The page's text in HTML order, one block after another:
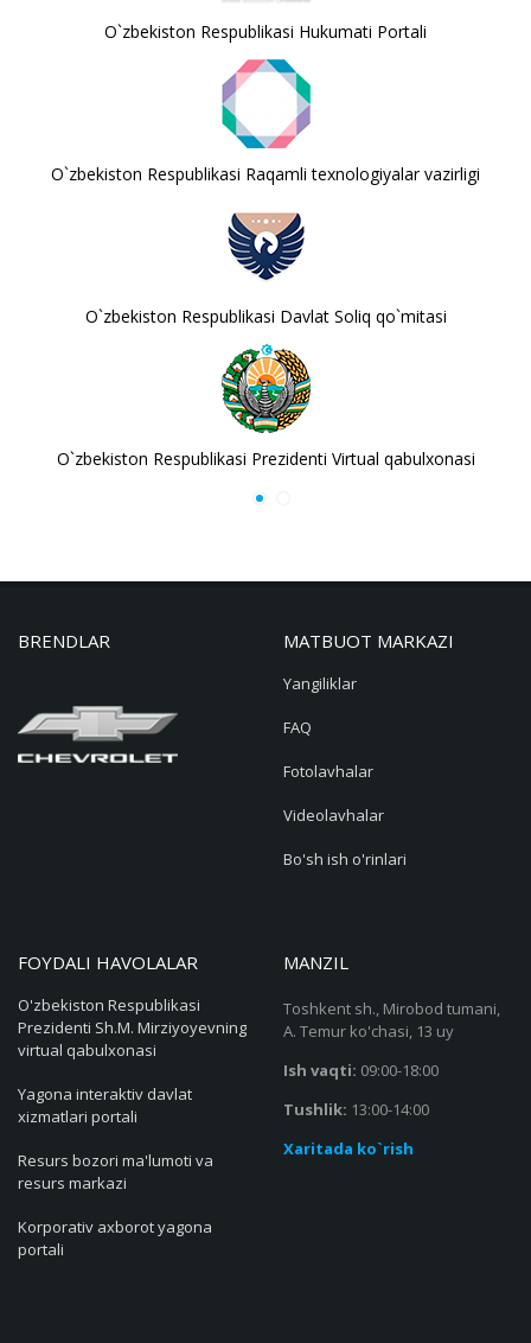
O`zbekiston Respublikasi Hukumati Portali
O`zbekiston Respublikasi Raqamli texnologiyalar vazirligi
O`zbekiston Respublikasi Davlat Soliq qo`mitasi
O`zbekiston Respublikasi Prezidenti Virtual qabulxonasi
MATBUOT MARKAZI
Yangiliklar
FAQ
Fotolavhalar
Videolavhalar
FOYDALI HAVOLALAR
O'zbekiston Respublikasi
virtual qabulxonasi
xizmatlari portali
resurs markazi
MANZIL
A. Temur ko'chasi, 13 uy
Ish vaqti:09:00-18:00
Tushlik:13:00-14:00